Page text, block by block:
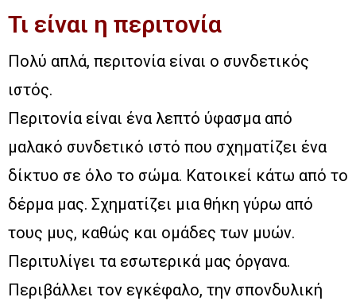
Τι είναι η περιτονία
Πολύ απλά, περιτονία είναι ο συνδετικός
ιστός.
Περιτονία είναι ένα λεπτό ύφασμα από
μαλακό συνδετικό ιστό που σχηματίζει ένα
δίκτυο σε όλο το σώμα. Κατοικεί κάτω από το
δέρμα μας. Σχηματίζει μια θήκη γύρω από
τους μυς, καθώς και ομάδες των μυών.
Περιτυλίγει τα εσωτερικά μας όργανα.
Περιβάλλει τον εγκέφαλο, την σπονδυλική